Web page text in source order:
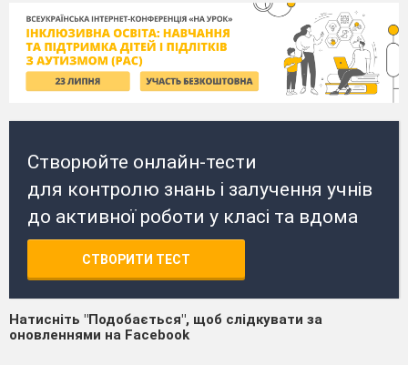
Створюйте онлайн-тести
для контролю знань і залучення учнів
до активної роботи у класі та вдома
СТВОРИТИ ТЕСТ
Натисніть "Подобається", щоб слідкувати за
оновленнями на Facebook